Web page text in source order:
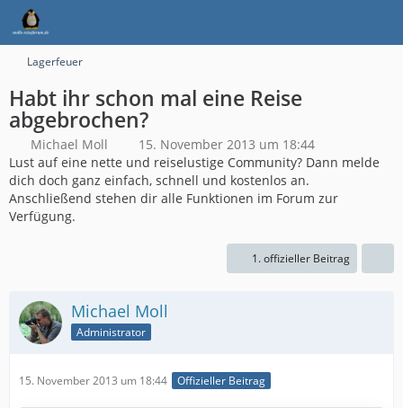
Lagerfeuer
Habt ihr schon mal eine Reise
abgebrochen?
Michael Moll
15. November 2013 um 18:44
Lust auf eine nette und reiselustige Community? Dann melde
dich doch ganz einfach, schnell und kostenlos an.
Anschließend stehen dir alle Funktionen im Forum zur
Verfügung.
1. offizieller Beitrag
Michael Moll
Administrator
15. November 2013 um 18:44 Offizieller Beitrag